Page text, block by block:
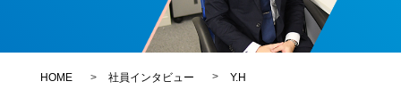
HOME 社員インタビュー Y.H